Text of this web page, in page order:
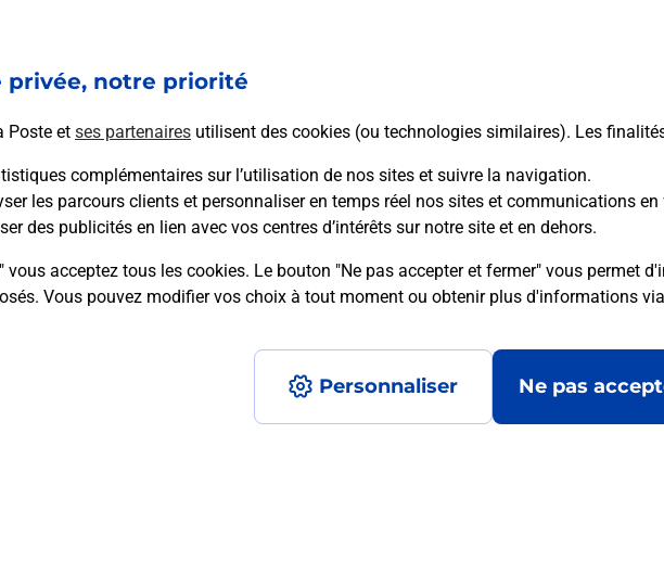
privée, notre priorité
Poste et ses partenaires utilisent des cookies (ou technologies similaires). Les
complémentaires sur l’utilisation de nos sites et suivre la navigation.
les parcours clients et personnaliser en temps réel nos sites et communications
des publicités en lien avec vos centres d’intérêts sur notre site et en dehors.
vous acceptez tous les cookies. Le bouton "Ne pas accepter et fermer" vous permet
Vous pouvez modifier vos choix à tout moment ou obtenir plus d'informations via
Personnaliser Ne pas
En savoir plus
posées
la téléassistance classique ?